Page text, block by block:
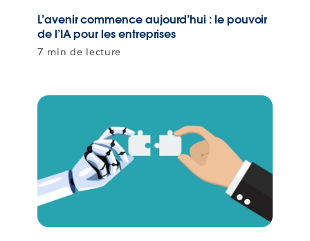
L’avenir commence aujourd’hui : le pouvoir
de l’IA pour les entreprises
7 min de lecture